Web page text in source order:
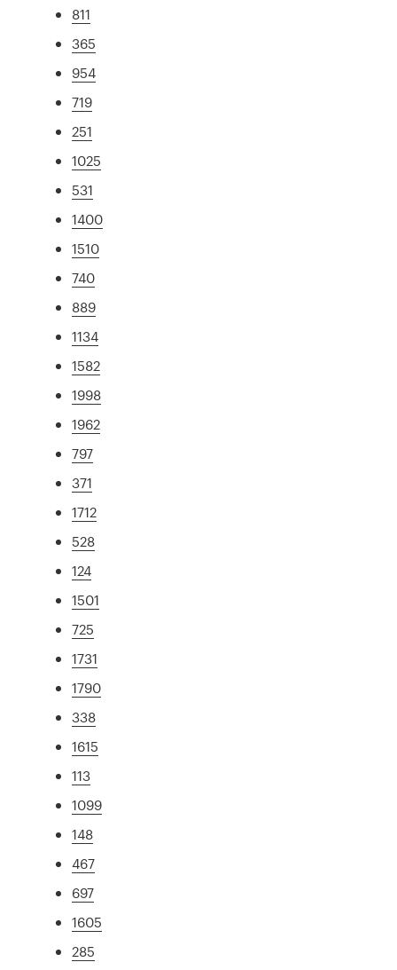
811
365
954
719
251
1025
531
1400
1510
740
889
1134
1582
1998
1962
797
371
1712
528
124
1501
725
1731
1790
338
1615
113
1099
148
467
697
1605
285